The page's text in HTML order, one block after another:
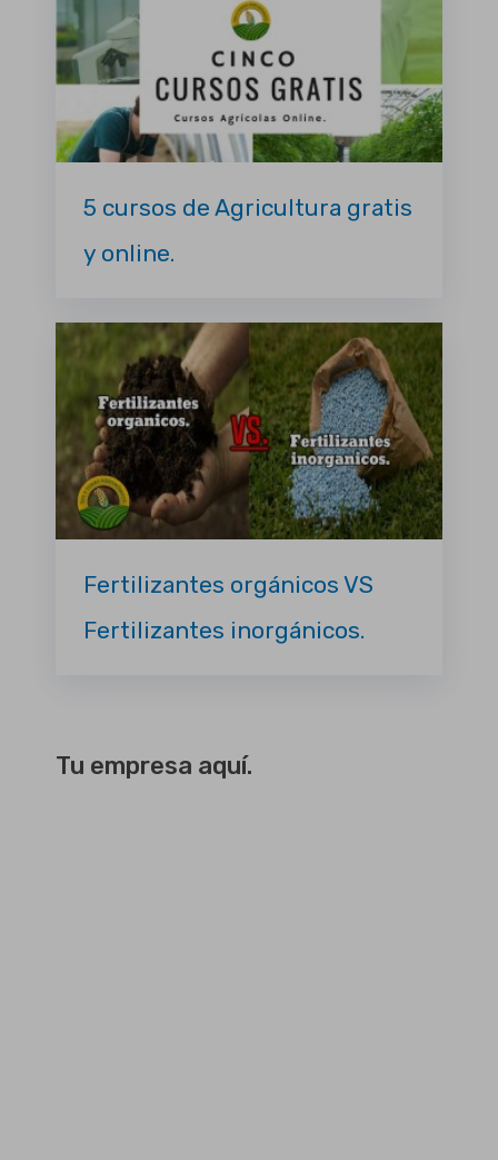
5 cursos de Agricultura gratis
y online.
Fertilizantes orgánicos VS
Fertilizantes inorgánicos.
Tu empresa aquí.